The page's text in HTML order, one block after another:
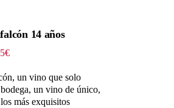
14 años
€
un vino que solo
un vino de único,
más exquisitos